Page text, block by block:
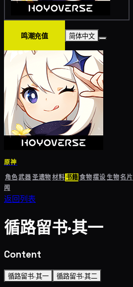
鸣潮充值 简体中文
原神
角色武器圣遗物材料书籍食物摆设生物名片
闻
返回列表
循路留书·其一
Content
循路留书·其一 循路留书·其二